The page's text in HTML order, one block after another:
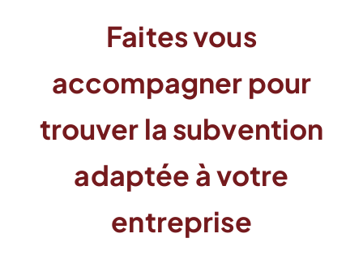
Faites vous
accompagner pour
trouver la subvention
adaptée à votre
entreprise